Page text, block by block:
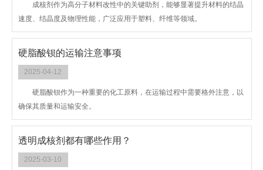
成核剂作为高分子材料改性中的关键助剂，能够显著提升材料的结晶
速度、结晶度及物理性能，广泛应用于塑料、纤维等领域。
硬脂酸钡的运输注意事项
2025-04-12
硬脂酸钡作为一种重要的化工原料，在运输过程中需要格外注意，以
确保其质量和运输安全。
透明成核剂都有哪些作用？
2025-03-10